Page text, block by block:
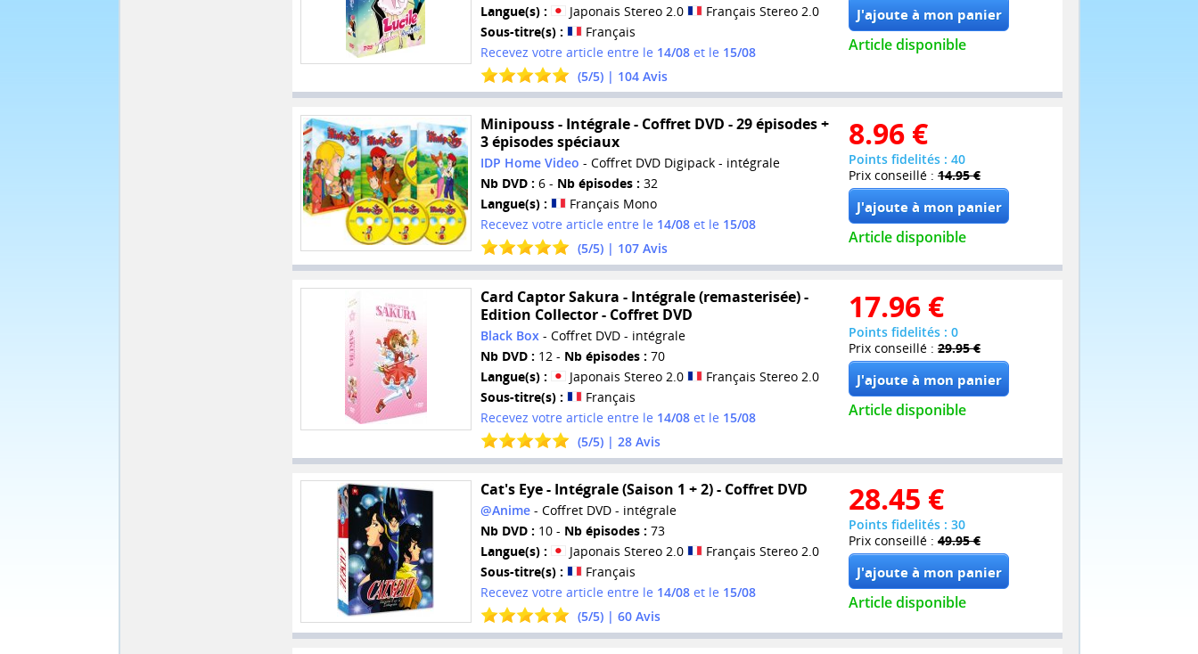
Langue(s) :
Japonais Stereo 2.0
Français Stereo 2.0
Sous-titre(s) :
Français
Recevez votre article entre le 14/08et le 15/08
(5/5) | 104Avis
Article disponible
Minipouss - Intégrale - Coffret DVD - 29 épisodes +
3 épisodes spéciaux
IDP Home Video - Coffret DVD Digipack - intégrale
Nb DVD : 6 - Nb épisodes : 32
Langue(s) :
Français Mono
Recevez votre article entre le 14/08et le 15/08
(5/5) | 107Avis
8.96 €
Points fidelités : 40
Prix conseillé : 14.95 €
Article disponible
Card Captor Sakura - Intégrale (remasterisée) -
Edition Collector - Coffret DVD
Black Box - Coffret DVD - intégrale
Nb DVD : 12 - Nb épisodes : 70
Langue(s) :
Japonais Stereo 2.0
Français Stereo 2.0
Sous-titre(s) :
Français
Recevez votre article entre le 14/08et le 15/08
(5/5) | 28Avis
17.96 €
Points fidelités : 0
Prix conseillé : 29.95 €
Article disponible
Cat's Eye - Intégrale (Saison 1 + 2) - Coffret DVD
@Anime- Coffret DVD - intégrale
Nb DVD : 10 - Nb épisodes : 73
Langue(s) :
Japonais Stereo 2.0
Français Stereo 2.0
Sous-titre(s) :
Français
Recevez votre article entre le 14/08et le 15/08
(5/5) | 60Avis
28.45 €
Points fidelités : 30
Prix conseillé : 49.95 €
Article disponible